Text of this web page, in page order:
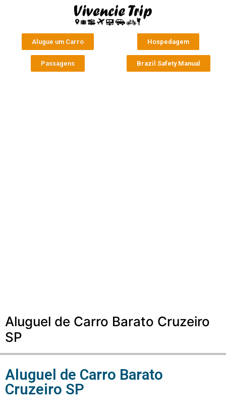
Alugue um Carro Hospedagem
Passagens Brazil Safety Manual
Aluguel de Carro Barato Cruzeiro
SP
Aluguel de Carro Barato
Cruzeiro SP